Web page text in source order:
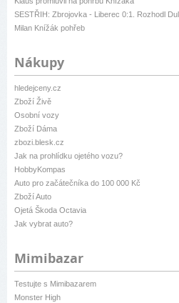
SESTŘIH: Zbrojovka - Liberec 0:1. Rozhodl
Milan Knížák pohřeb
Nákupy
hledejceny.cz
Zboží Živě
Osobní vozy
Zboží Dáma
zbozi.blesk.cz
Jak na prohlídku ojetého vozu?
HobbyKompas
Auto pro začátečníka do 100 000 Kč
Zboží Auto
Ojetá Škoda Octavia
Jak vybrat auto?
Mimibazar
Testujte s Mimibazarem
Monster High